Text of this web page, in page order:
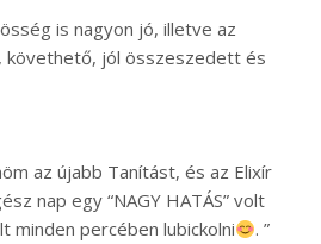
is nagyon jó, illetve az
jól összeszedett és
az újabb Tanítást, és az Elixír
nap egy “NAGY HATÁS” volt
minden percében lubickolni
. ”